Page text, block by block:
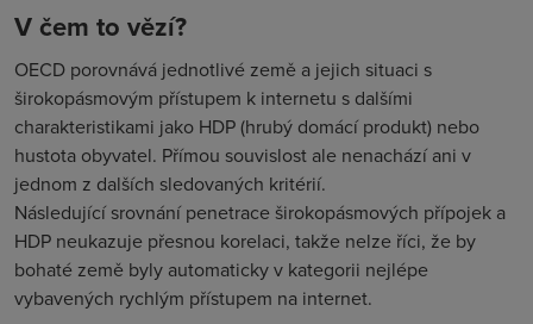
V čem to vězí?
OECD porovnává jednotlivé země a jejich situaci s
širokopásmovým přístupem k internetu s dalšími
charakteristikami jako HDP (hrubý domácí produkt) nebo
hustota obyvatel. Přímou souvislost ale nenachází ani v
jednom z dalších sledovaných kritérií.
Následující srovnání penetrace širokopásmových přípojek a
HDP neukazuje přesnou korelaci, takže nelze říci, že by
bohaté země byly automaticky v kategorii nejlépe
vybavených rychlým přístupem na internet.